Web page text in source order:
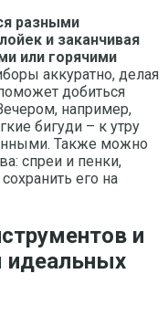
разными
и заканчивая
или горячими
аккуратно, делая
добиться
например,
бигуди – к утру
Также можно
спреи и пенки,
его на
и
идеальных